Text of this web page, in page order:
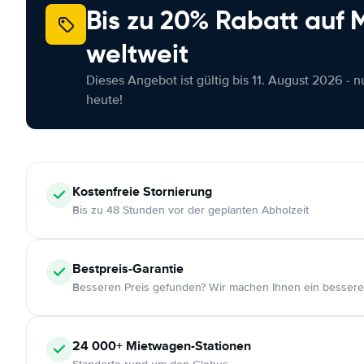
Bis zu 20% Rabatt auf
weltweit
Dieses Angebot ist gültig bis 11. August 2026 -
heute!
KostenfreieStornierung
Bis zu 48 Stunden vor der geplanten Abholzeit
Bestpreis-Garantie
Besseren Preis gefunden? Wir machen Ihnen ein
24 000+ Mietwagen-Stationen